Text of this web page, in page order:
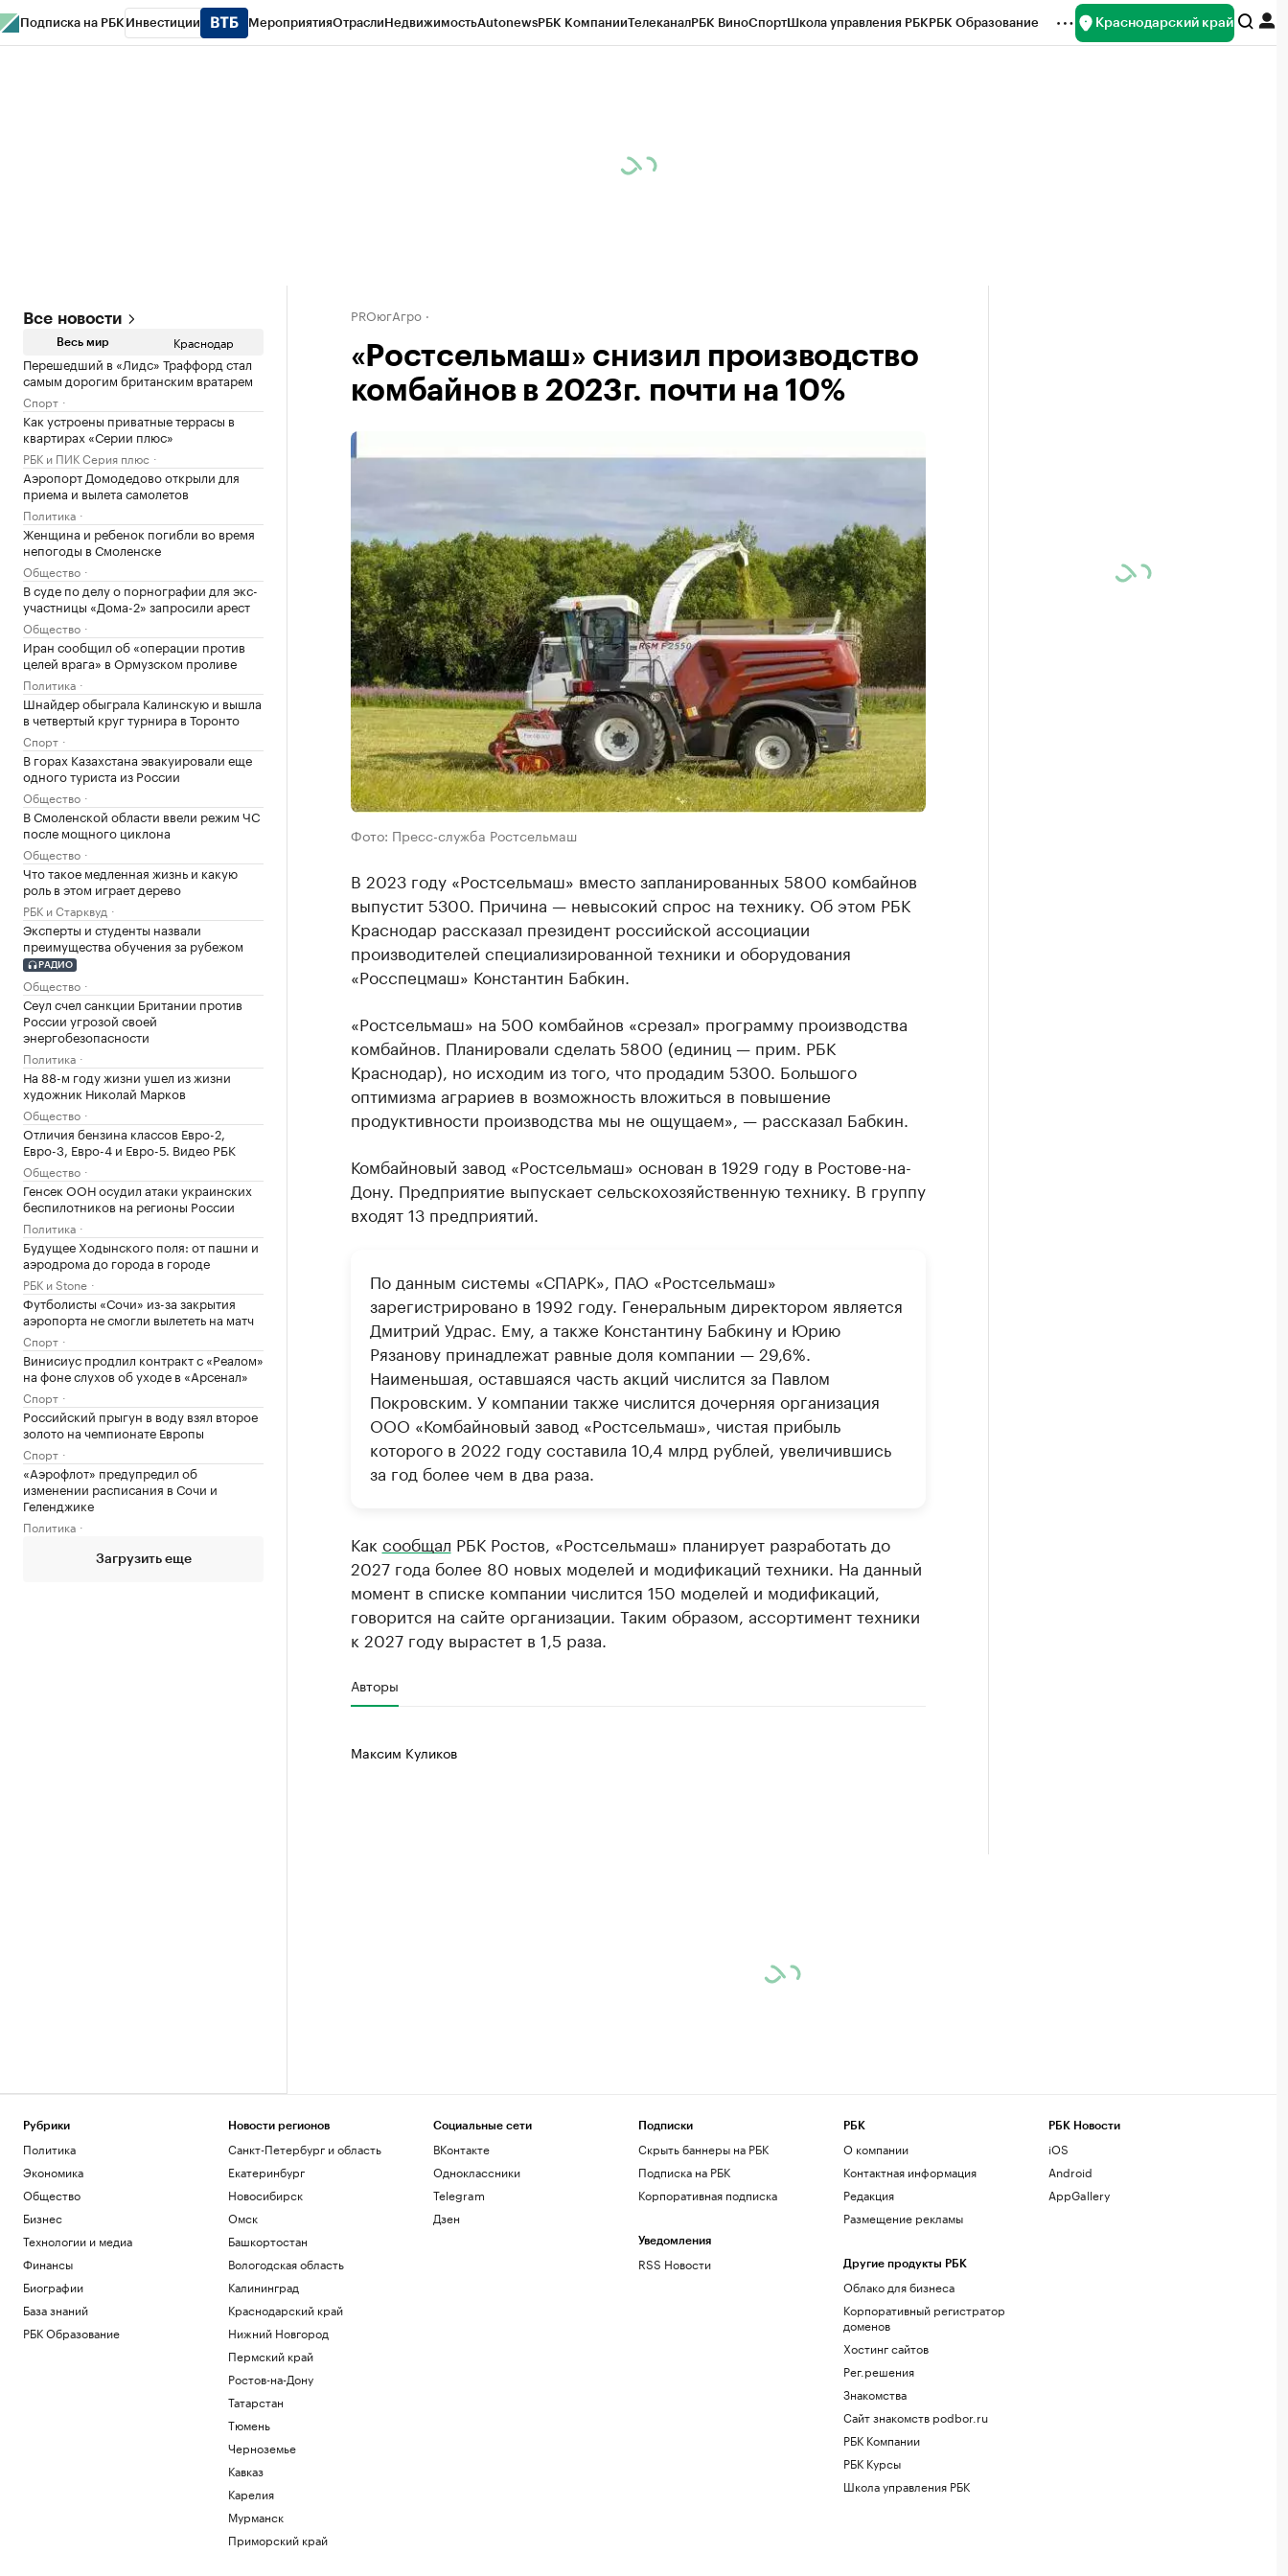
Подписка на РБК Инвестиции МероприятияОтраслиНедвижимостьAutonewsРБК КомпанииТелеканалРБК ВиноСпортШкола управления РБКРБК Образование Краснодарский край
Все новости
Весь мир Краснодар
Перешедший в «Лидс» Траффорд стал
самым дорогим британским вратарем
Спорт
Как устроены приватные террасы в
квартирах «Серии плюс»
РБК и ПИК Серия плюс
Аэропорт Домодедово открыли для
приема и вылета самолетов
Политика
Женщина и ребенок погибли во время
непогоды в Смоленске
Общество
В суде по делу о порнографии для экс-
участницы «Дома-2» запросили арест
Общество
Иран сообщил об «операции против
целей врага» в Ормузском проливе
Политика
Шнайдер обыграла Калинскую и вышла
в четвертый круг турнира в Торонто
Спорт
В горах Казахстана эвакуировали еще
одного туриста из России
Общество
В Смоленской области ввели режим ЧС
после мощного циклона
Общество
Что такое медленная жизнь и какую
роль в этом играет дерево
РБК и Старквуд
Эксперты и студенты назвали
преимущества обучения за рубежом
РАДИО
Общество
Сеул счел санкции Британии против
России угрозой своей
энергобезопасности
Политика
На 88-м году жизни ушел из жизни
художник Николай Марков
Общество
Отличия бензина классов Евро-2,
Евро-3, Евро-4 и Евро-5. Видео РБК
Общество
Генсек ООН осудил атаки украинских
беспилотников на регионы России
Политика
Будущее Ходынского поля: от пашни и
аэродрома до города в городе
РБК и Stone
Футболисты «Сочи» из-за закрытия
аэропорта не смогли вылететь на матч
Спорт
Винисиус продлил контракт с «Реалом»
на фоне слухов об уходе в «Арсенал»
Спорт
Российский прыгун в воду взял второе
золото на чемпионате Европы
Спорт
«Аэрофлот» предупредил об
изменении расписания в Сочи и
Геленджике
Политика
Загрузить еще
PROюгАгро
«Ростсельмаш» снизил производство
комбайнов в 2023г. почти на 10%
Фото: Пресс-служба Ростсельмаш
В 2023 году «Ростсельмаш» вместо запланированных 5800 комбайнов
выпустит 5300. Причина — невысокий спрос на технику. Об этом РБК
Краснодар рассказал президент российской ассоциации
производителей специализированной техники и оборудования
«Росспецмаш» Константин Бабкин.
«Ростсельмаш» на 500 комбайнов «срезал» программу производства
комбайнов. Планировали сделать 5800 (единиц — прим. РБК
Краснодар), но исходим из того, что продадим 5300. Большого
оптимизма аграриев в возможность вложиться в повышение
продуктивности производства мы не ощущаем», — рассказал Бабкин.
Комбайновый завод «Ростсельмаш» основан в 1929 году в Ростове-на-
Дону. Предприятие выпускает сельскохозяйственную технику. В группу
входят 13 предприятий.
По данным системы «СПАРК», ПАО «Ростсельмаш»
зарегистрировано в 1992 году. Генеральным директором является
Дмитрий Удрас. Ему, а также Константину Бабкину и Юрию
Рязанову принадлежат равные доля компании — 29,6%.
Наименьшая, оставшаяся часть акций числится за Павлом
Покровским. У компании также числится дочерняя организация
ООО «Комбайновый завод «Ростсельмаш», чистая прибыль
которого в 2022 году составила 10,4 млрд рублей, увеличившись
за год более чем в два раза.
Как сообщал РБК Ростов, «Ростсельмаш» планирует разработать до
2027 года более 80 новых моделей и модификаций техники. На данный
момент в списке компании числится 150 моделей и модификаций,
говорится на сайте организации. Таким образом, ассортимент техники
к 2027 году вырастет в 1,5 раза.
Авторы
Максим Куликов
Рубрики
Политика
Экономика
Общество
Бизнес
Технологии и медиа
Финансы
Биографии
База знаний
РБК Образование
Новости регионов
Санкт-Петербург и область
Екатеринбург
Новосибирск
Омск
Башкортостан
Вологодская область
Калининград
Краснодарский край
Нижний Новгород
Пермский край
Ростов-на-Дону
Татарстан
Тюмень
Черноземье
Кавказ
Карелия
Мурманск
Приморский край
Социальные сети
ВКонтакте
Одноклассники
Telegram
Дзен
Подписки
Скрыть баннеры на РБК
Подписка на РБК
Корпоративная подписка
Уведомления
RSS Новости
РБК
О компании
Контактная информация
Редакция
Размещение рекламы
Другие продукты РБК
Облако для бизнеса
Корпоративный регистратор
доменов
Хостинг сайтов
Рег.решения
Знакомства
Сайт знакомств podbor.ru
РБК Компании
РБК Курсы
Школа управления РБК
РБК Новости
iOS
Android
AppGallery